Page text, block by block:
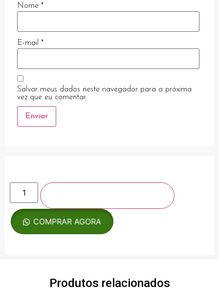
güncel giriş
giriş
Nome *
E-mail *
Salvar meus dados neste navegador para a próxima
vez que eu comentar.
COMPRAR AGORA
Produtos relacionados